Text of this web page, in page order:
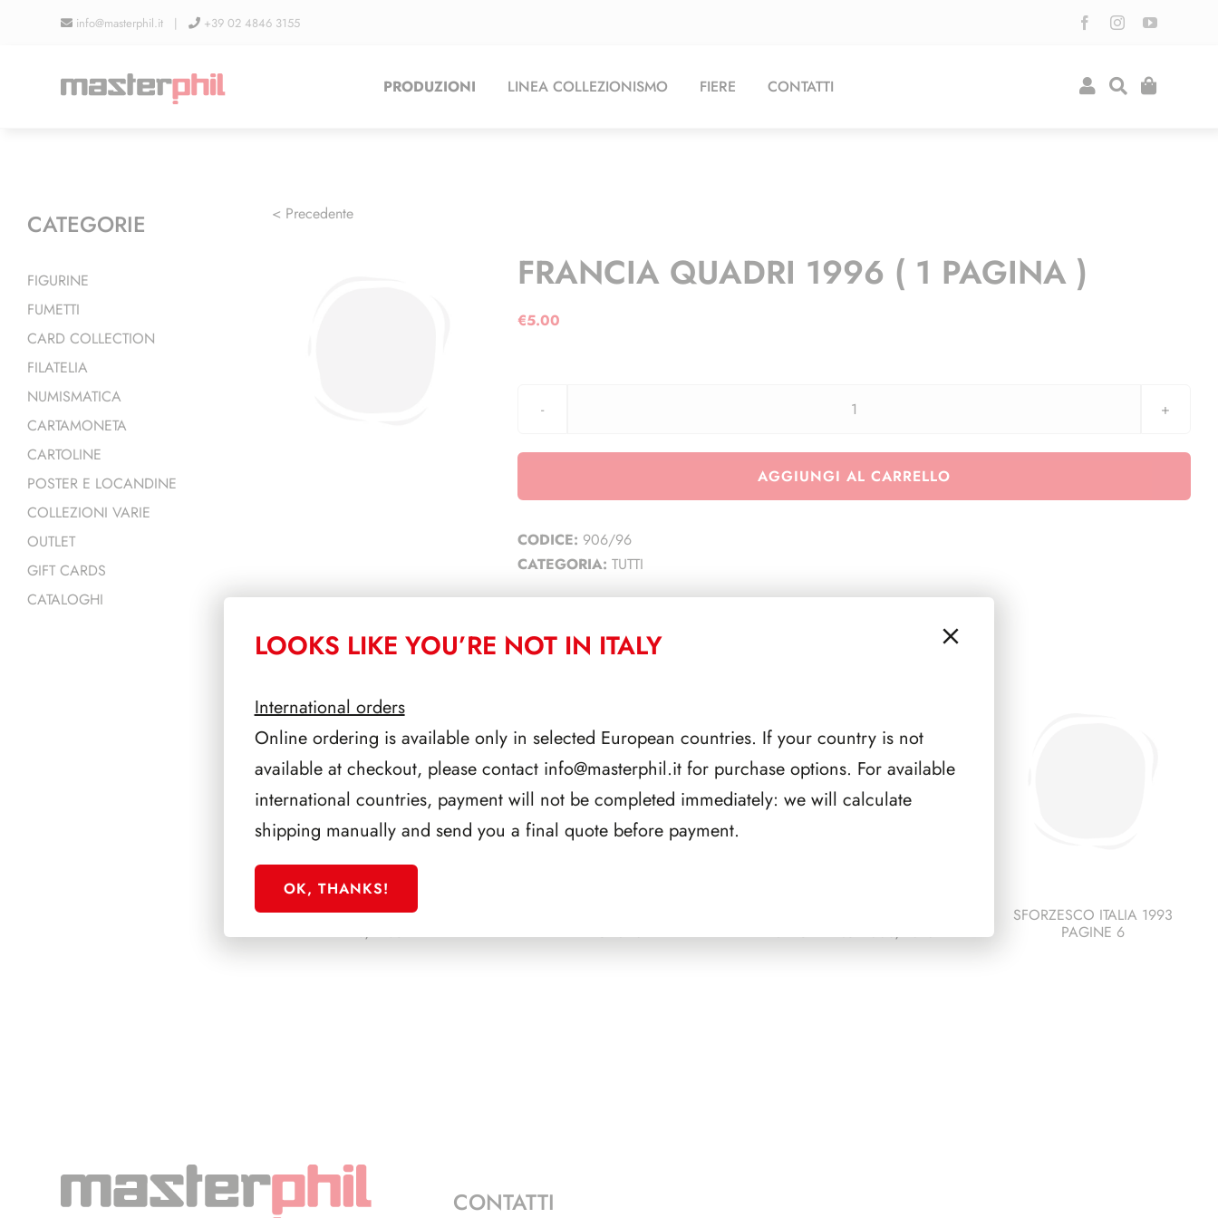
info@masterphil.it | +39 02 4846 3155
PRODUZIONI LINEA COLLEZIONISMO FIERE CONTATTI
< Precedente
FRANCIA QUADRI 1996 ( 1 PAGINA )
€5.00
FRANCIA
1996
AGGIUNGI AL CARRELLO
CODICE: 906/96
CATEGORIA: TUTTI
PRODOTTI CORRELATI
PRESIDENZA PERTINI
1978/1985
PAGINE 3
NAPOLITANO 2006/2013
SFORZESCO ITALIA 1993
PAGINE 6
CATEGORIE
FIGURINE
FUMETTI
CARD COLLECTION
FILATELIA
NUMISMATICA
CARTAMONETA
CARTOLINE
POSTER E LOCANDINE
COLLEZIONI VARIE
OUTLET
GIFT CARDS
CATALOGHI
CONTATTI
LOOKS LIKE YOU’RE NOT IN ITALY
International orders
Online ordering is available only in selected European countries. If your country is not
available at checkout, please contact info@masterphil.itfor purchase options. For available
international countries, payment will not be completed immediately: we will calculate
shipping manually and send you a final quote before payment.
OK, THANKS!